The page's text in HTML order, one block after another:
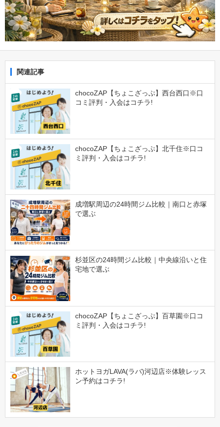
関連記事
chocoZAP【ちょこざっぷ】西台西口※口
コミ評判・入会はコチラ!
chocoZAP【ちょこざっぷ】北千住※口コ
ミ評判・入会はコチラ!
成増駅周辺の24時間ジム比較｜南口と赤塚
で選ぶ
杉並区の24時間ジム比較｜中央線沿いと住
宅地で選ぶ
chocoZAP【ちょこざっぷ】百草園※口コ
ミ評判・入会はコチラ!
ホットヨガLAVA(ラバ)河辺店※体験レッス
ン予約はコチラ!